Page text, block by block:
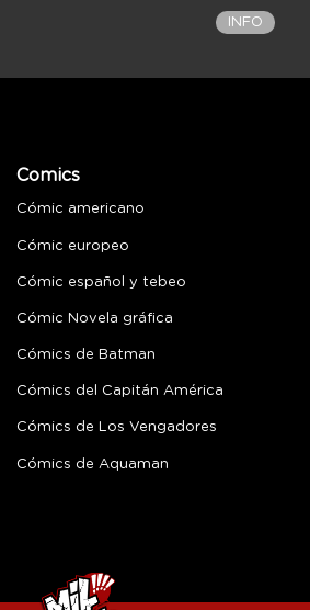
INFO
Comics
Cómic americano
Cómic europeo
Cómic español y tebeo
Cómic Novela gráfica
Cómics de Batman
Cómics del Capitán América
Cómics de Los Vengadores
Cómics de Aquaman